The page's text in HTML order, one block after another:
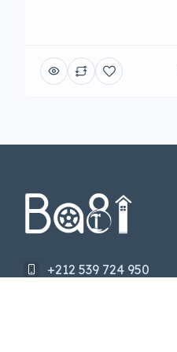
+212 539 724 950